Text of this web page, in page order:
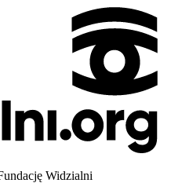
Widzialni